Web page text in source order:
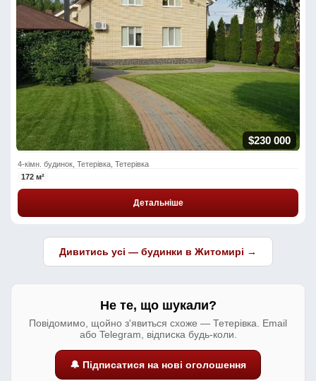
$230 000
4-кімн. будинок, Тетерівка, Тетерівка
172 м²
Детальніше
Дивитись усі — будинки в Житомирі →
Не те, що шукали?
Повідомимо, щойно з'явиться схоже — Тетерівка. Email
або Telegram, відписка будь-коли.
🔔 Підписатися на нові оголошення